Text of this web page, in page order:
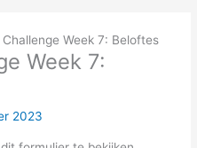
Week 7: Beloftes
Week 7:
2023